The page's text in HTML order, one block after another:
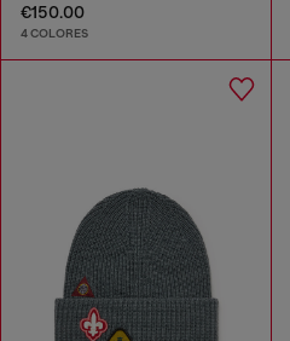
€150.00
4 COLORES